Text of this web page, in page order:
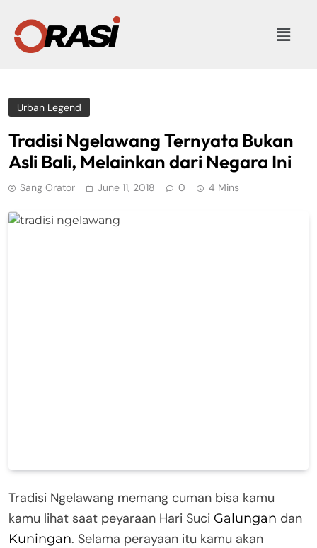
Urban Legend
Tradisi Ngelawang Ternyata Bukan
Asli Bali, Melainkan dari Negara Ini
Sang Orator June 11, 2018 0 4 Mins
Tradisi Ngelawang memang cuman bisa kamu
kamu lihat saat peyaraan Hari Suci Galungan dan
Kuningan. Selama perayaan itu kamu akan